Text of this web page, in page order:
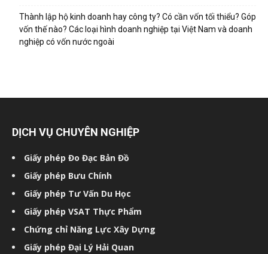
Thành lập hộ kinh doanh hay công ty? Có cần vốn tối thiểu? Góp
vốn thế nào? Các loại hình doanh nghiệp tại Việt Nam và doanh
nghiệp có vốn nước ngoài
DỊCH VỤ CHUYÊN NGHIỆP
Giấy phép Đo Đạc Bản Đồ
Giấy phép Bưu Chính
Giấy phép Tư Vấn Du Học
Giấy phép VSAT Thực Phẩm
Chứng chỉ Năng Lực Xây Dựng
Giấy phép Đại Lý Hải Quan